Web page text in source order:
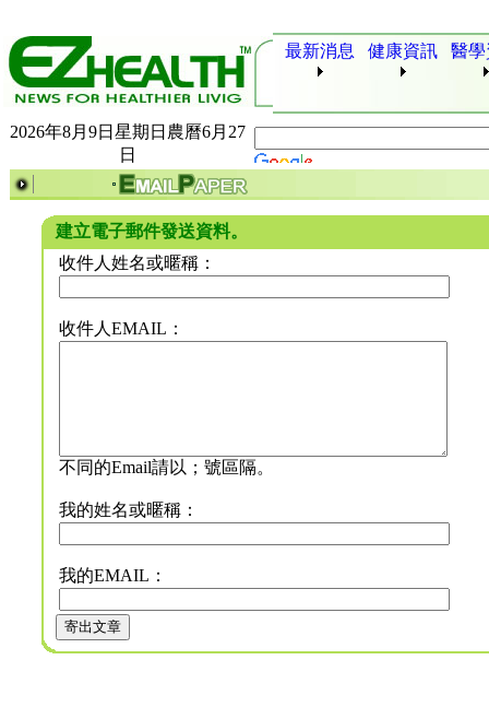
最新消息 健康資訊 醫
2026年8月9日星期日農曆6月27
日
建立電子郵件發送資料。
收件人姓名或暱稱：
收件人EMAIL：
不同的Email請以；號區隔。
我的姓名或暱稱：
我的EMAIL：